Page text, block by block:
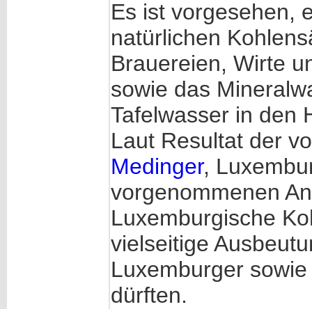
Es ist vorgesehen,
natürlichen
Brauereien, Wirte
sowie das
Tafelwasser in den
Laut Resultat der
Medinger,
vorgenommenen
Luxemburgische
vielseitige
Luxemburger
dürften.